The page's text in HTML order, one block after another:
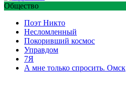
Общество
Поэт Никто
Несломленный
Покоривший космос
Управдом
7Я
А мне только спросить. Омск